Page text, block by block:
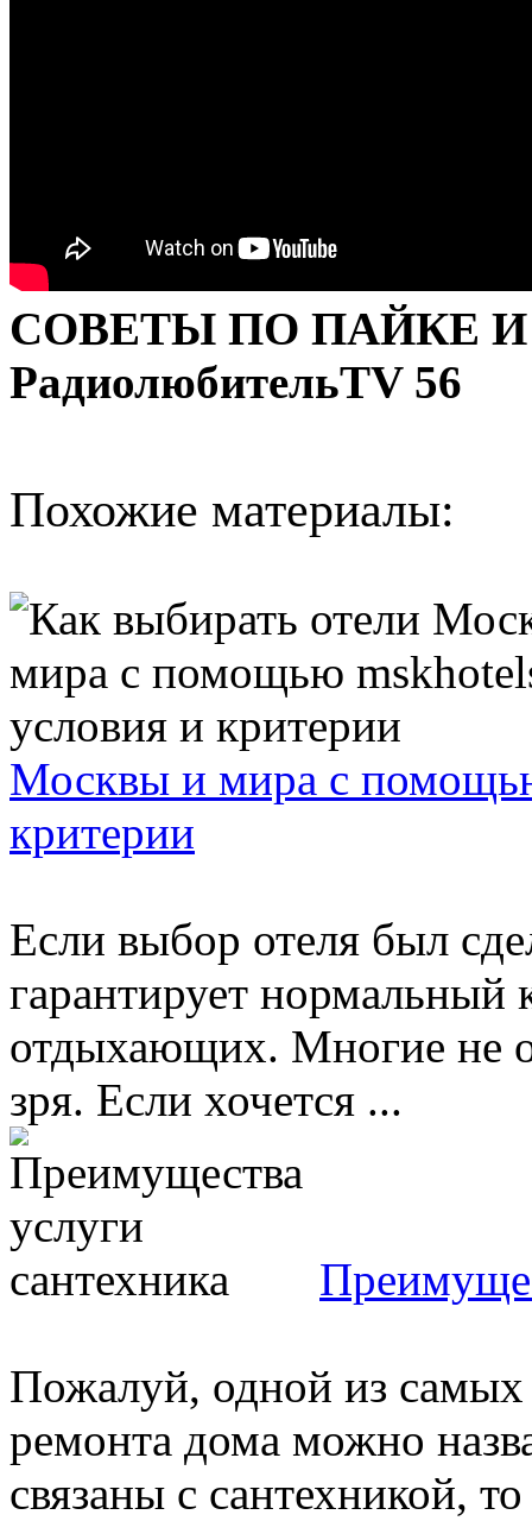
СОВЕТЫ ПО ПАЙКЕ
РадиолюбительTV 56
Похожие материалы:
Москвы и мира с
критерии
Если выбор отеля был
гарантирует нормальный
отдыхающих. Многие не
зря. Если хочется ...
Пожалуй, одной из
ремонта дома можно
связаны с сантехникой,